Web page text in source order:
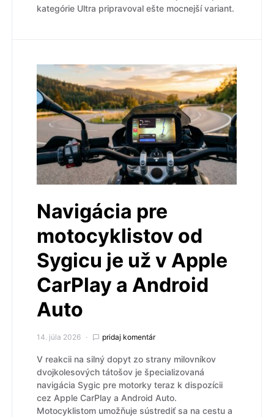
kategórie Ultra pripravoval ešte mocnejší variant.
Navigácia pre
motocyklistov od
Sygicu je už v Apple
CarPlay a Android
Auto
14. júla 2026 pridaj komentár
V reakcii na silný dopyt zo strany milovníkov
dvojkolesových tátošov je špecializovaná
navigácia Sygic pre motorky teraz k dispozícii
cez Apple CarPlay a Android Auto.
Motocyklistom umožňuje sústrediť sa na cestu a